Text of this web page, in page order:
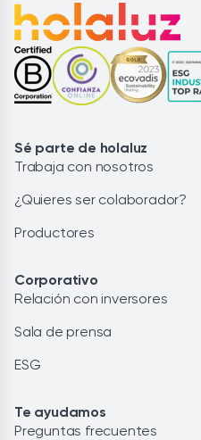
Sé parte de holaluz
Trabaja con nosotros
¿Quieres ser colaborador?
Productores
Corporativo
Relación con inversores
Sala de prensa
ESG
Te ayudamos
Preguntas frecuentes